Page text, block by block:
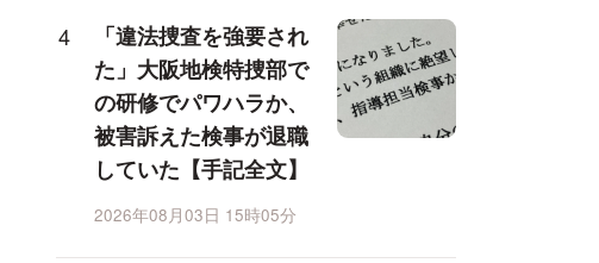
「違法捜査を強要され
た」大阪地検特捜部で
の研修でパワハラか、
被害訴えた検事が退職
していた【手記全文】
2026年08月03日 15時05分